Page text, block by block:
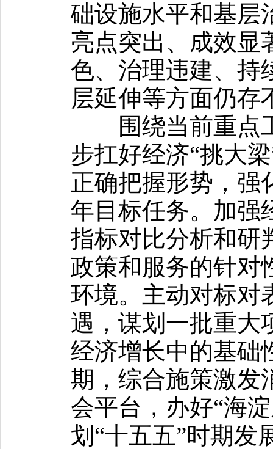
础设施水平和基层
亮点突出、成效显
色、治理违建、持
层延伸等方面仍存
围绕当前重点
步扛好经济“挑大
正确把握形势，强
年目标任务。加强
指标对比分析和研
政策和服务的针对
环境。主动对标对
遇，谋划一批重大
经济增长中的基础
期，综合施策激发
会平台，办好“海
划“十五五”时期发